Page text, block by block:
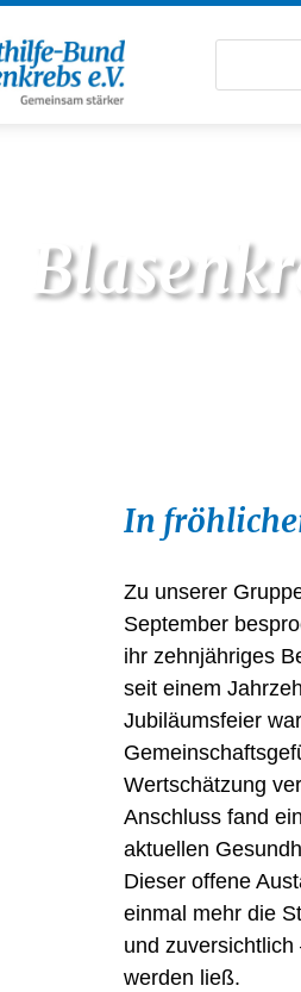
In
Zu unserer
September
ihr zehnjähriges
seit einem
Jubiläumsfeier
Wertschätzung
Anschluss fand
aktuellen
Dieser offene
einmal mehr die
und
werden ließ.